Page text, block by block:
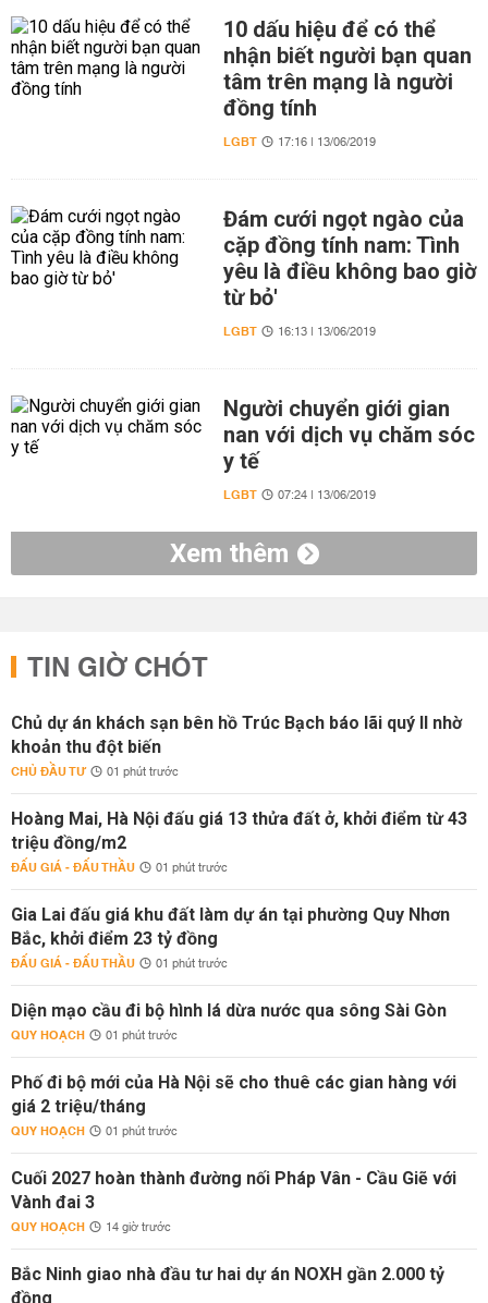
10 dấu hiệu để có thể
nhận biết người bạn quan
tâm trên mạng là người
đồng tính
LGBT 17:16 | 13/06/2019
Đám cưới ngọt ngào của
cặp đồng tính nam: Tình
yêu là điều không bao giờ
từ bỏ'
LGBT 16:13 | 13/06/2019
Người chuyển giới gian
nan với dịch vụ chăm sóc
y tế
LGBT 07:24 | 13/06/2019
Xem thêm
TIN GIỜ CHÓT
Chủ dự án khách sạn bên hồ Trúc Bạch báo lãi quý II nhờ
khoản thu đột biến
CHỦ ĐẦU TƯ 01 phút trước
Hoàng Mai, Hà Nội đấu giá 13 thửa đất ở, khởi điểm từ 43
triệu đồng/m2
ĐẤU GIÁ - ĐẤU THẦU 01 phút trước
Gia Lai đấu giá khu đất làm dự án tại phường Quy Nhơn
Bắc, khởi điểm 23 tỷ đồng
ĐẤU GIÁ - ĐẤU THẦU 01 phút trước
Diện mạo cầu đi bộ hình lá dừa nước qua sông Sài Gòn
QUY HOẠCH 01 phút trước
Phố đi bộ mới của Hà Nội sẽ cho thuê các gian hàng với
giá 2 triệu/tháng
QUY HOẠCH 01 phút trước
Cuối 2027 hoàn thành đường nối Pháp Vân - Cầu Giẽ với
Vành đai 3
QUY HOẠCH 14 giờ trước
Bắc Ninh giao nhà đầu tư hai dự án NOXH gần 2.000 tỷ
đồng